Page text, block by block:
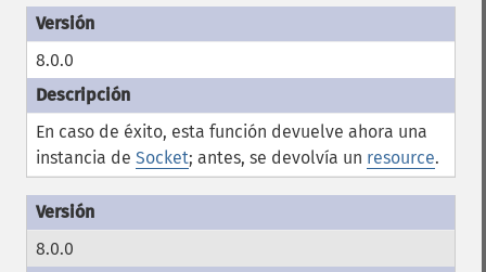
8.0.0
En caso de éxito, esta función devuelve ahora una
instancia de Socket; antes, se devolvía un resource.
8.0.0